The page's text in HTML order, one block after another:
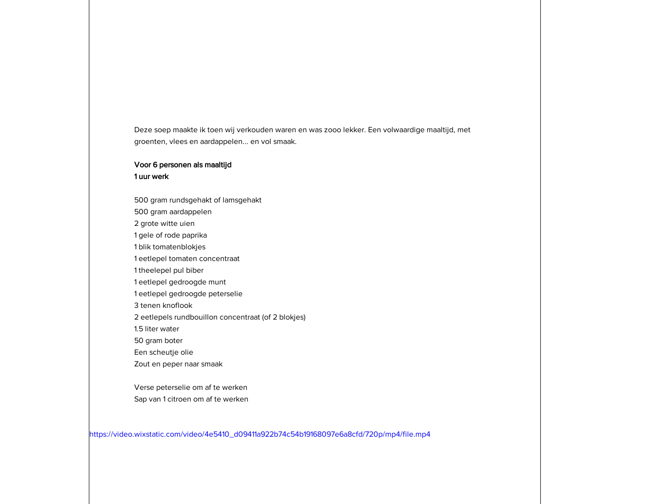
Deze soep maakte ik toen wij verkouden waren en was zooo lekker. Een volwaardige maaltijd, met
groenten, vlees en aardappelen... en vol smaak.
Voor 6 personen als maaltijd
1 uur werk
500 gram rundsgehakt of lamsgehakt
500 gram aardappelen
2 grote witte uien
1 gele of rode paprika
1 blik tomatenblokjes
1 eetlepel tomaten concentraat
1 theelepel pul biber
1 eetlepel gedroogde munt
1 eetlepel gedroogde peterselie
3 tenen knoflook
2 eetlepels rundbouillon concentraat (of 2 blokjes)
1.5 liter water
50 gram boter
Een scheutje olie
Zout en peper naar smaak
Verse peterselie om af te werken
Sap van 1 citroen om af te werken
https://video.wixstatic.com/video/4e5410_d09411a922b74c54b19168097e6a8cfd/720p/mp4/file.mp4